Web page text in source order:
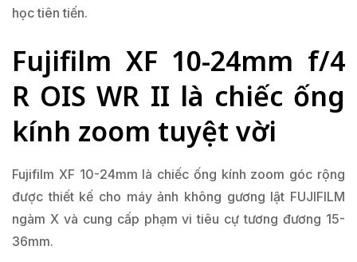
học tiên tiến.
Fujifilm XF 10-24mm f/4
R OIS WR II là chiếc ống
kính zoom tuyệt vời
Fujifilm XF 10-24mm là chiếc ống kính zoom góc rộng
được thiết kế cho máy ảnh không gương lật FUJIFILM
ngàm X và cung cấp phạm vi tiêu cự tương đương 15-
36mm.